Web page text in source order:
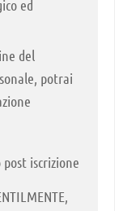
ed
del
potrai
iscrizione